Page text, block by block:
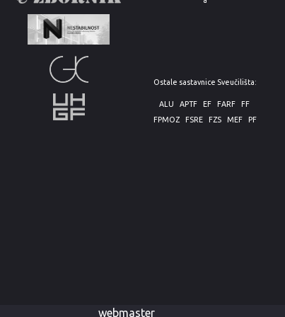
Ostale sastavnice Sveučilišta:
ALU APTF EF FARF
FF
FPMOZ
FSRE FZS MEF PF
webmaster